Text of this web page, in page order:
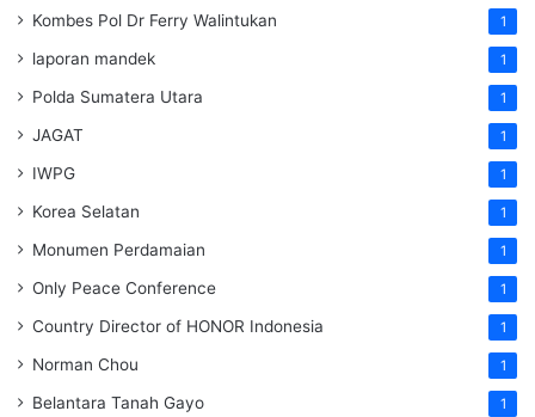
Kombes Pol Dr Ferry Walintukan 1
laporan mandek 1
Polda Sumatera Utara 1
JAGAT 1
IWPG 1
Korea Selatan 1
Monumen Perdamaian 1
Only Peace Conference 1
Country Director of HONOR Indonesia 1
Norman Chou 1
Belantara Tanah Gayo 1